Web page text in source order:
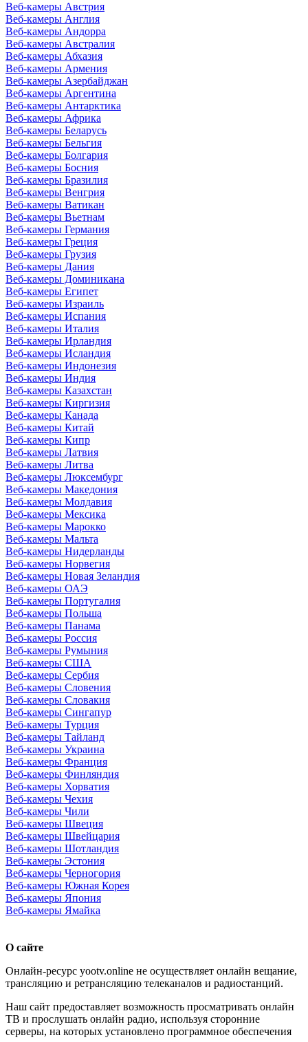
Веб-камеры Австрия
Веб-камеры Англия
Веб-камеры Андорра
Веб-камеры Австралия
Веб-камеры Абхазия
Веб-камеры Армения
Веб-камеры Азербайджан
Веб-камеры Аргентина
Веб-камеры Антарктика
Веб-камеры Африка
Веб-камеры Беларусь
Веб-камеры Бельгия
Веб-камеры Болгария
Веб-камеры Босния
Веб-камеры Бразилия
Веб-камеры Венгрия
Веб-камеры Ватикан
Веб-камеры Вьетнам
Веб-камеры Германия
Веб-камеры Греция
Веб-камеры Грузия
Веб-камеры Дания
Веб-камеры Доминикана
Веб-камеры Египет
Веб-камеры Израиль
Веб-камеры Испания
Веб-камеры Италия
Веб-камеры Ирландия
Веб-камеры Исландия
Веб-камеры Индонезия
Веб-камеры Индия
Веб-камеры Казахстан
Веб-камеры Киргизия
Веб-камеры Канада
Веб-камеры Китай
Веб-камеры Кипр
Веб-камеры Латвия
Веб-камеры Литва
Веб-камеры Люксембург
Веб-камеры Македония
Веб-камеры Молдавия
Веб-камеры Мексика
Веб-камеры Марокко
Веб-камеры Мальта
Веб-камеры Нидерланды
Веб-камеры Норвегия
Веб-камеры Новая Зеландия
Веб-камеры ОАЭ
Веб-камеры Португалия
Веб-камеры Польша
Веб-камеры Панама
Веб-камеры Россия
Веб-камеры Румыния
Веб-камеры США
Веб-камеры Сербия
Веб-камеры Словения
Веб-камеры Словакия
Веб-камеры Сингапур
Веб-камеры Турция
Веб-камеры Тайланд
Веб-камеры Украина
Веб-камеры Франция
Веб-камеры Финляндия
Веб-камеры Хорватия
Веб-камеры Чехия
Веб-камеры Чили
Веб-камеры Швеция
Веб-камеры Швейцария
Веб-камеры Шотландия
Веб-камеры Эстония
Веб-камеры Черногория
Веб-камеры Южная Корея
Веб-камеры Япония
Веб-камеры Ямайка
О сайте
Онлайн-ресурс yootv.online не осуществляет онлайн вещание,
трансляцию и ретрансляцию телеканалов и радиостанций.
Наш сайт предоставляет возможность просматривать онлайн
ТВ и прослушать онлайн радио, используя сторонние
серверы, на которых установлено программное обеспечения